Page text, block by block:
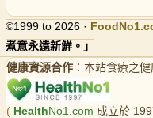
©1999 to 2026 · FoodNo1
煮意永遠新鮮。」
健康資源合作 ：本站食療之
( HealthNo1.com 成立於